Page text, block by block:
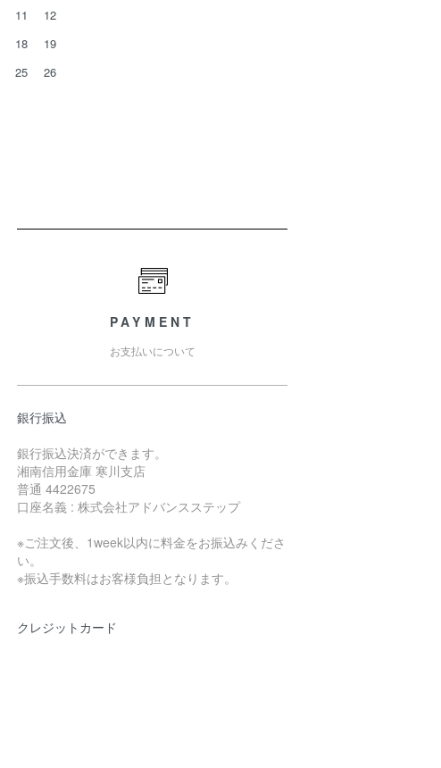
11
12
18
19
25
26
PAYMENT
お支払いについて
銀行振込
銀行振込決済ができます。
湘南信用金庫 寒川支店
普通 4422675
口座名義 : 株式会社アドバンスステップ
※ご注文後、1week以内に料金をお振込みくださ
い。
※振込手数料はお客様負担となります。
クレジットカード